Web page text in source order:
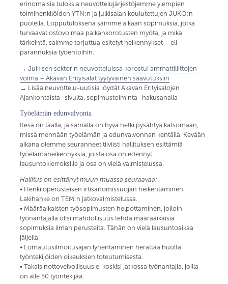
erinomaisia tuloksia neuvottelujärjestöjemme ylempien
toimihenkilöiden YTN:n ja julkisalan koulutettujen JUKO:n
puolella. Lopputuloksena saimme aikaan sopimuksia, jotka
turvaavat ostovoimaa palkankorotusten myötä, ja mikä
tärkeintä, saimme torjuttua esitetyt heikennykset – eli
parannuksia työehtoihin.
→Julkisen sektorin neuvotteluissa korostui ammattiliittojen
voima – Akavan Erityisalat tyytyväinen saavutuksiin
→ Lisää neuvottelu-uutisia löydät Akavan Erityisalojen
Ajankohtaista -sivulta, sopimustoiminta -hakusanalla
Työelämän edunvalvonta
Kesä on täällä, ja samalla on hyvä hetki pysähtyä katsomaan,
missä mennään työelämän ja edunvalvonnan kentällä. Kevään
aikana olemme seuranneet tiiviisti hallituksen esittämiä
työelämäheikennyksiä, joista osa on edennyt
lausuntokierroksille ja osa on vielä valmistelussa.
Hallitus on esittänyt muun muassa seuraavaa:
• Henkilöperusteisen irtisanomissuojan heikentäminen.
Lakihanke on TEM:n jatkovalmistelussa.
• Määräaikaisten työsopimusten helpottaminen, jolloin
työnantajalla olisi mahdollisuus tehdä määräaikaisia
sopimuksia ilman perusteita. Tähän on vielä lausuntoaikaa
jäljellä.
• Lomautusilmoitusajan lyhentäminen herättää huolta
työntekijöiden oikeuksien toteutumisesta.
• Takaisinottovelvollisuus ei koskisi jatkossa työnantajia, joilla
on alle 50 työntekijää.